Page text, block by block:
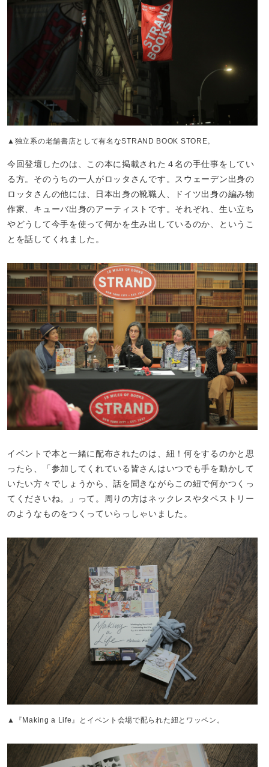
▲独立系の老舗書店として有名なSTRAND BOOK STORE。
今回登壇したのは、この本に掲載された４名の手仕事をしてい
る方。そのうちの一人がロッタさんです。スウェーデン出身の
ロッタさんの他には、日本出身の靴職人、ドイツ出身の編み物
作家、キューバ出身のアーティストです。それぞれ、生い立ち
やどうして今手を使って何かを生み出しているのか、というこ
とを話してくれました。
イベントで本と一緒に配布されたのは、紐！何をするのかと思
ったら、「参加してくれている皆さんはいつでも手を動かして
いたい方々でしょうから、話を聞きながらこの紐で何かつくっ
てくださいね。」って。周りの方はネックレスやタペストリー
のようなものをつくっていらっしゃいました。
▲『Making a Life』とイベント会場で配られた紐とワッペン。